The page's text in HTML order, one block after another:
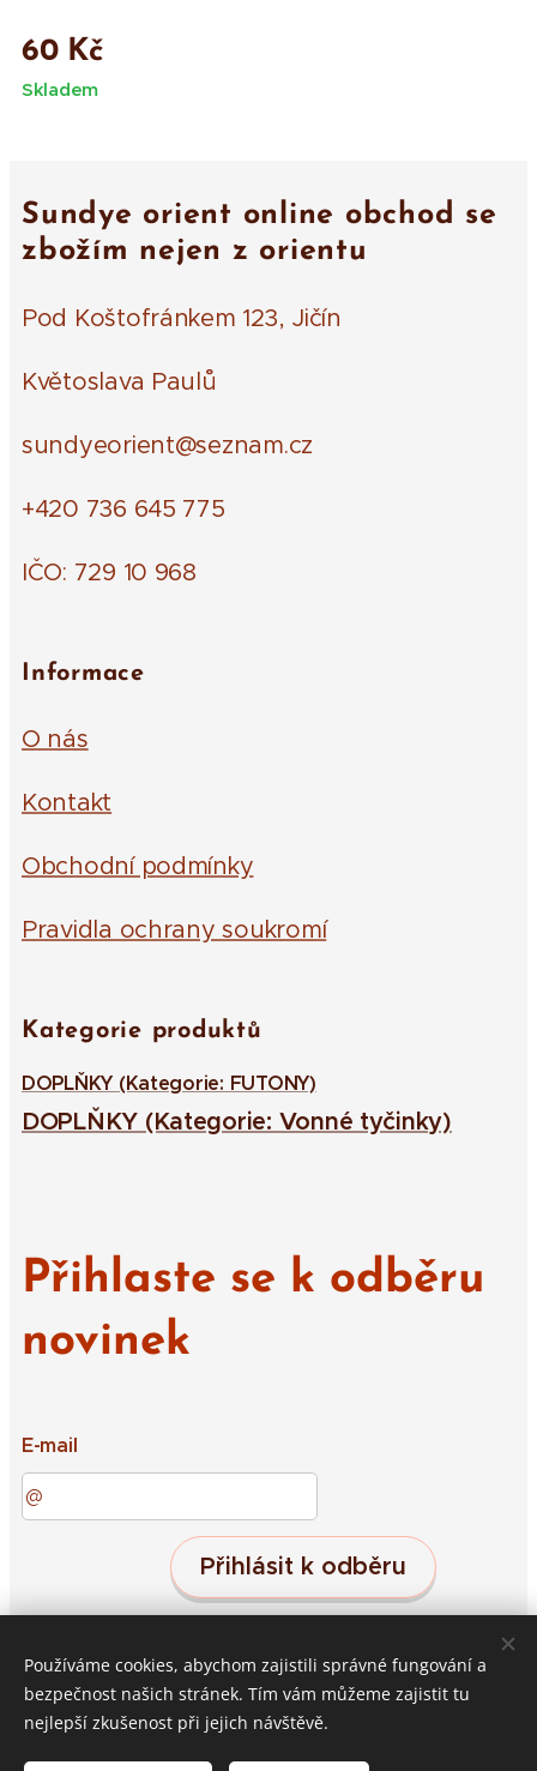
60Kč
Skladem
Sundye orient online obchod se
zbožím nejen z orientu
Pod Koštofránkem 123, Jičín
Květoslava Paulů
sundyeorient@seznam.cz
+420 736 645 775
IČO: 729 10 968
Informace
O nás
Kontakt
Obchodní podmínky
Pravidla ochrany soukromí
Kategorie produktů
DOPLŇKY (Kategorie: FUTONY)
DOPLŇKY (Kategorie: Vonné tyčinky)
Přihlaste se k odběru
novinek
E-mail
Přihlásit k odběru
Střeleč 19, Jičín, 50601 Cookies
Používáme cookies, abychom zajistili správné fungování a
bezpečnost našich stránek. Tím vám můžeme zajistit tu
nejlepší zkušenost při jejich návštěvě.